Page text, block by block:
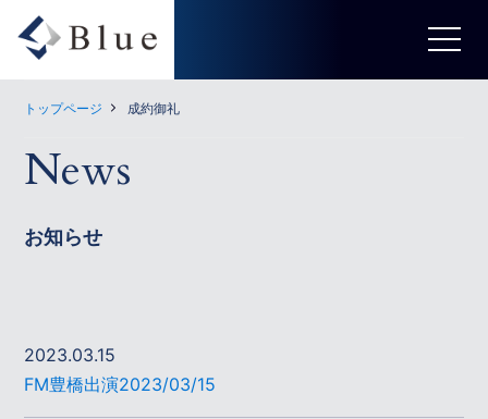
トップページ 成約御礼
News
お知らせ
2023.03.15
FM豊橋出演2023/03/15